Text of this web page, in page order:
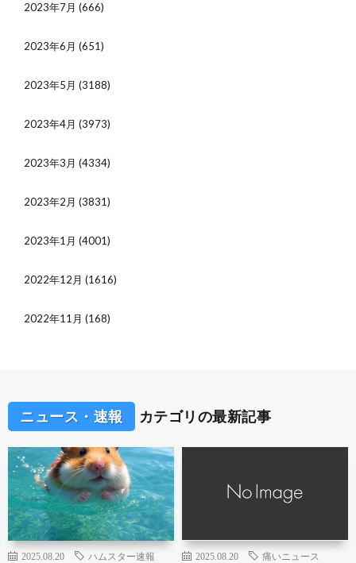
2023年7月 (666)
2023年6月 (651)
2023年5月 (3188)
2023年4月 (3973)
2023年3月 (4334)
2023年2月 (3831)
2023年1月 (4001)
2022年12月 (1616)
2022年11月 (168)
ニュース・速報 カテゴリの最新記事
2025.08.20 ハムスター速報 2025.08.20 痛いニュース